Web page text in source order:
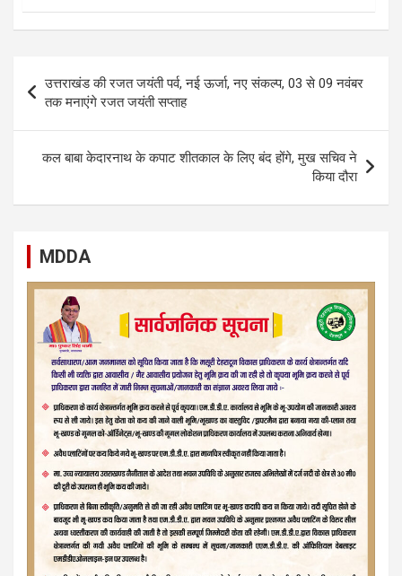
navigation
उत्तराखंड की रजत जयंती पर्व, नई ऊर्जा, नए संकल्प, 03 से 09 नवंबर
तक मनाएंगे रजत जयंती सप्ताह
कल बाबा केदारनाथ के कपाट शीतकाल के लिए बंद होंगे, मुख सचिव ने
किया दौरा
MDDA